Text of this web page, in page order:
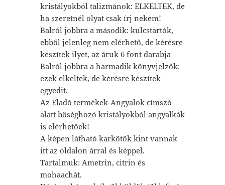
FREE
VÁSÁRLÁS / KOSÁR
kristályokból talizmánok: ELKELTEK, de
ha szeretnél olyat csak írj nekem!
Balról jobbra a második: kulcstartók,
ebből jelenleg nem elérhető, de kérésre
készítek ilyet, az áruk 6 font darabja
Balról jobbra a harmadik könyvjelzők:
ezek elkeltek, de kérésre készítek
egyedit.
Az Eladó termékek-Angyalok címszó
alatt bőséghozó kristályokból angyalkák
is elérhetőek!
A képen látható karkötők kint vannak
itt az oldalon árral és képpel.
Tartalmuk: Ametrin, citrin és
mohaachát.